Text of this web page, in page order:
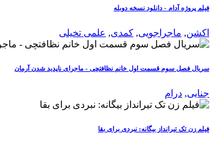
فیلم پروژه آدام - دانلود نسخه دوبله
اکشن, ماجراجویی, کمدی, علمی تخیلی
سریال فصل سوم قسمت اول خانم نظافتچی - ماجرای ناپدید شدن آرمان
جنایی, درام
فیلم زن تک تیرانداز بیگانه: نبردی برای بقا